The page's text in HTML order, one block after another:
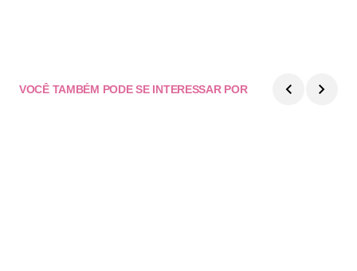
VOCÊ TAMBÉM PODE SE INTERESSAR POR